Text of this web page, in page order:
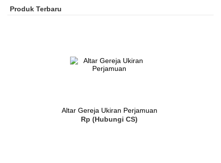
Produk Terbaru
Altar Gereja Ukiran Perjamuan
Rp (Hubungi CS)